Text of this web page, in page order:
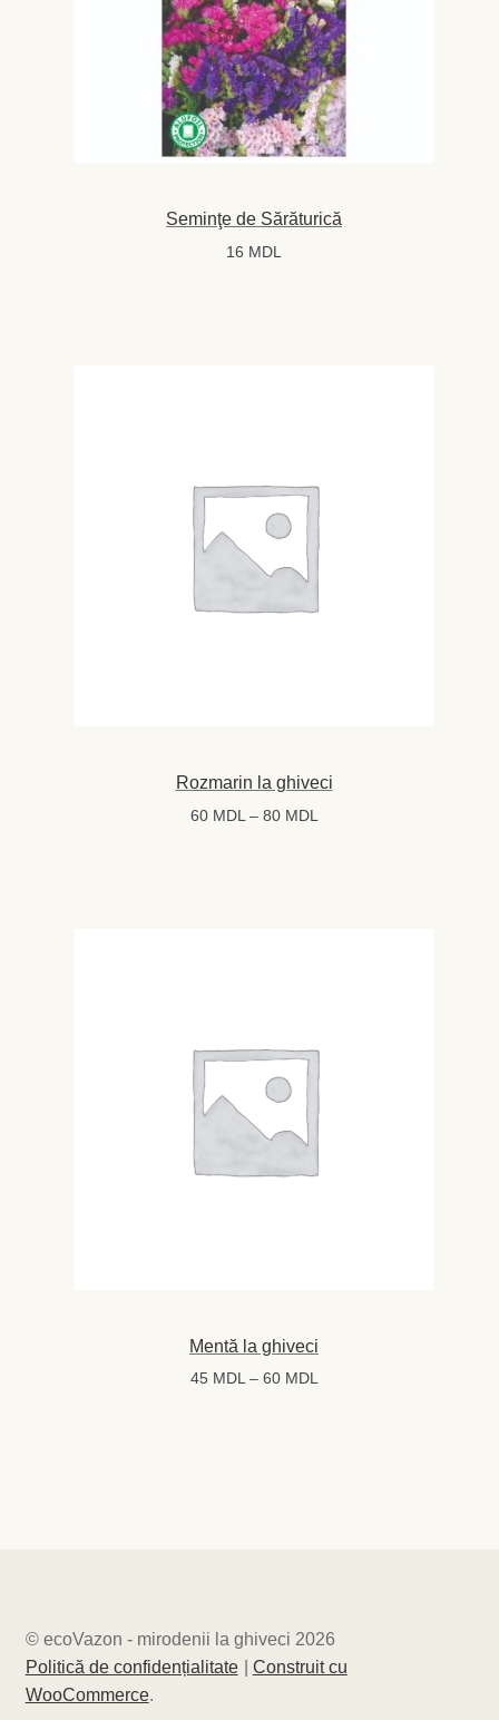
Seminţe de Sărăturică
16 MDL
Rozmarin la ghiveci
60 MDL – 80 MDL
Mentă la ghiveci
45 MDL – 60 MDL
© ecoVazon - mirodenii la ghiveci 2026
Politică de confidențialitate
Construit cu
WooCommerce.